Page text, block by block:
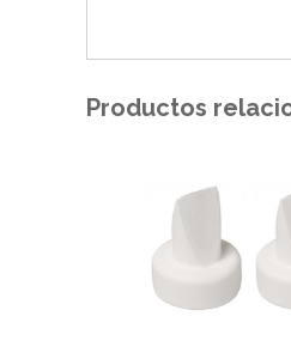
Productos